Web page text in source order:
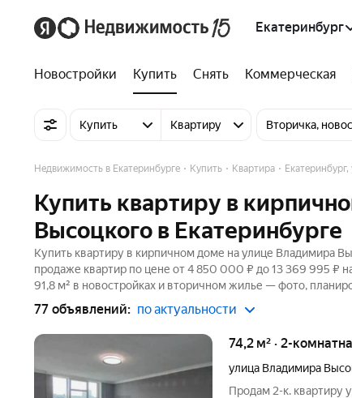
Екатеринбург
Новостройки Купить Снять Коммерческая
Купить Квартиру Вторичка,
Недвижимость в Екатеринбурге Купить Квартира
Купить квартиру в
Высоцкого в Екатеринбурге
Купить квартиру в кирпичном доме на улице Владимира
продаже квартир по цене от 4 850 000 ₽ до 13 369 995 ₽
91,8 м² в новостройках и вторичном жилье — фото,
77 объявлений: по актуальности
74,2 м² · 2-
улица Владимира
Продам 2-к. квартиpу